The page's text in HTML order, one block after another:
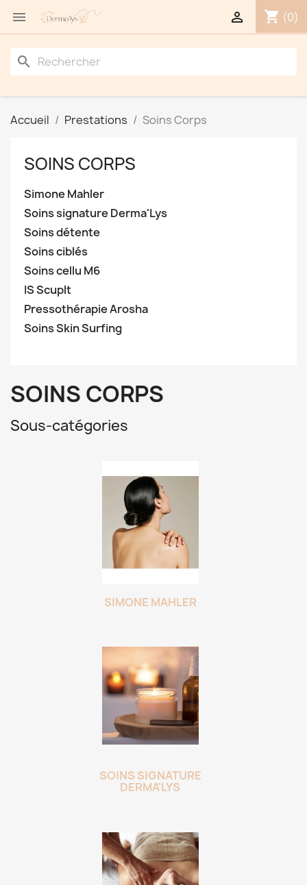
 shopping_cart (0)

search
Accueil Prestations Soins Corps
SOINS CORPS
Simone Mahler
Soins signature Derma'Lys
Soins détente
Soins ciblés
Soins cellu M6
IS Scuplt
Pressothérapie Arosha
Soins Skin Surfing
SOINS CORPS
Sous-catégories
SIMONE MAHLER
SOINS SIGNATURE
DERMA'LYS